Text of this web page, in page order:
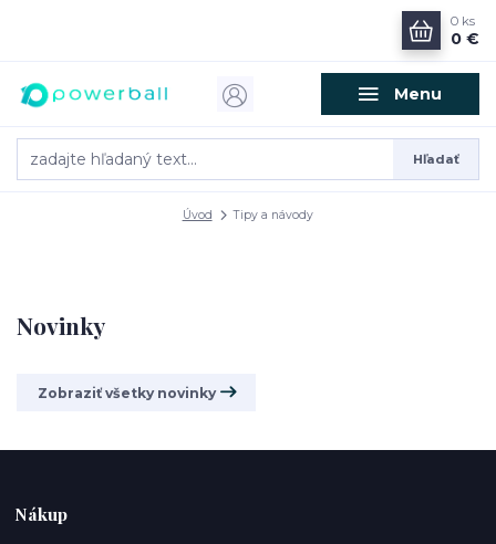
Menu
Hľadať
0 ks
0 €
Úvod Tipy a návody
Novinky
Zobraziť všetky novinky
Nákup